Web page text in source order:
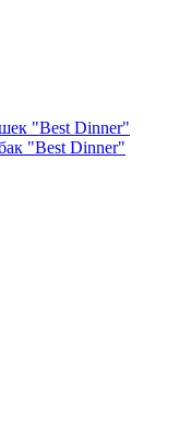
"Best Dinner"
"Best Dinner"